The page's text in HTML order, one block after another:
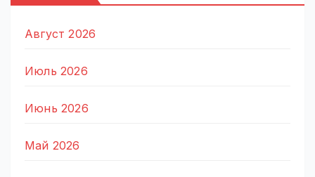
Август 2026
Июль 2026
Июнь 2026
Май 2026